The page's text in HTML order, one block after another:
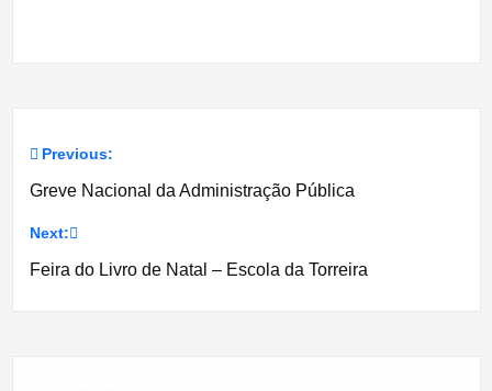
Navegação
artigos
Previous:
Greve Nacional da Administração Pública
Next:
Feira do Livro de Natal – Escola da Torreira